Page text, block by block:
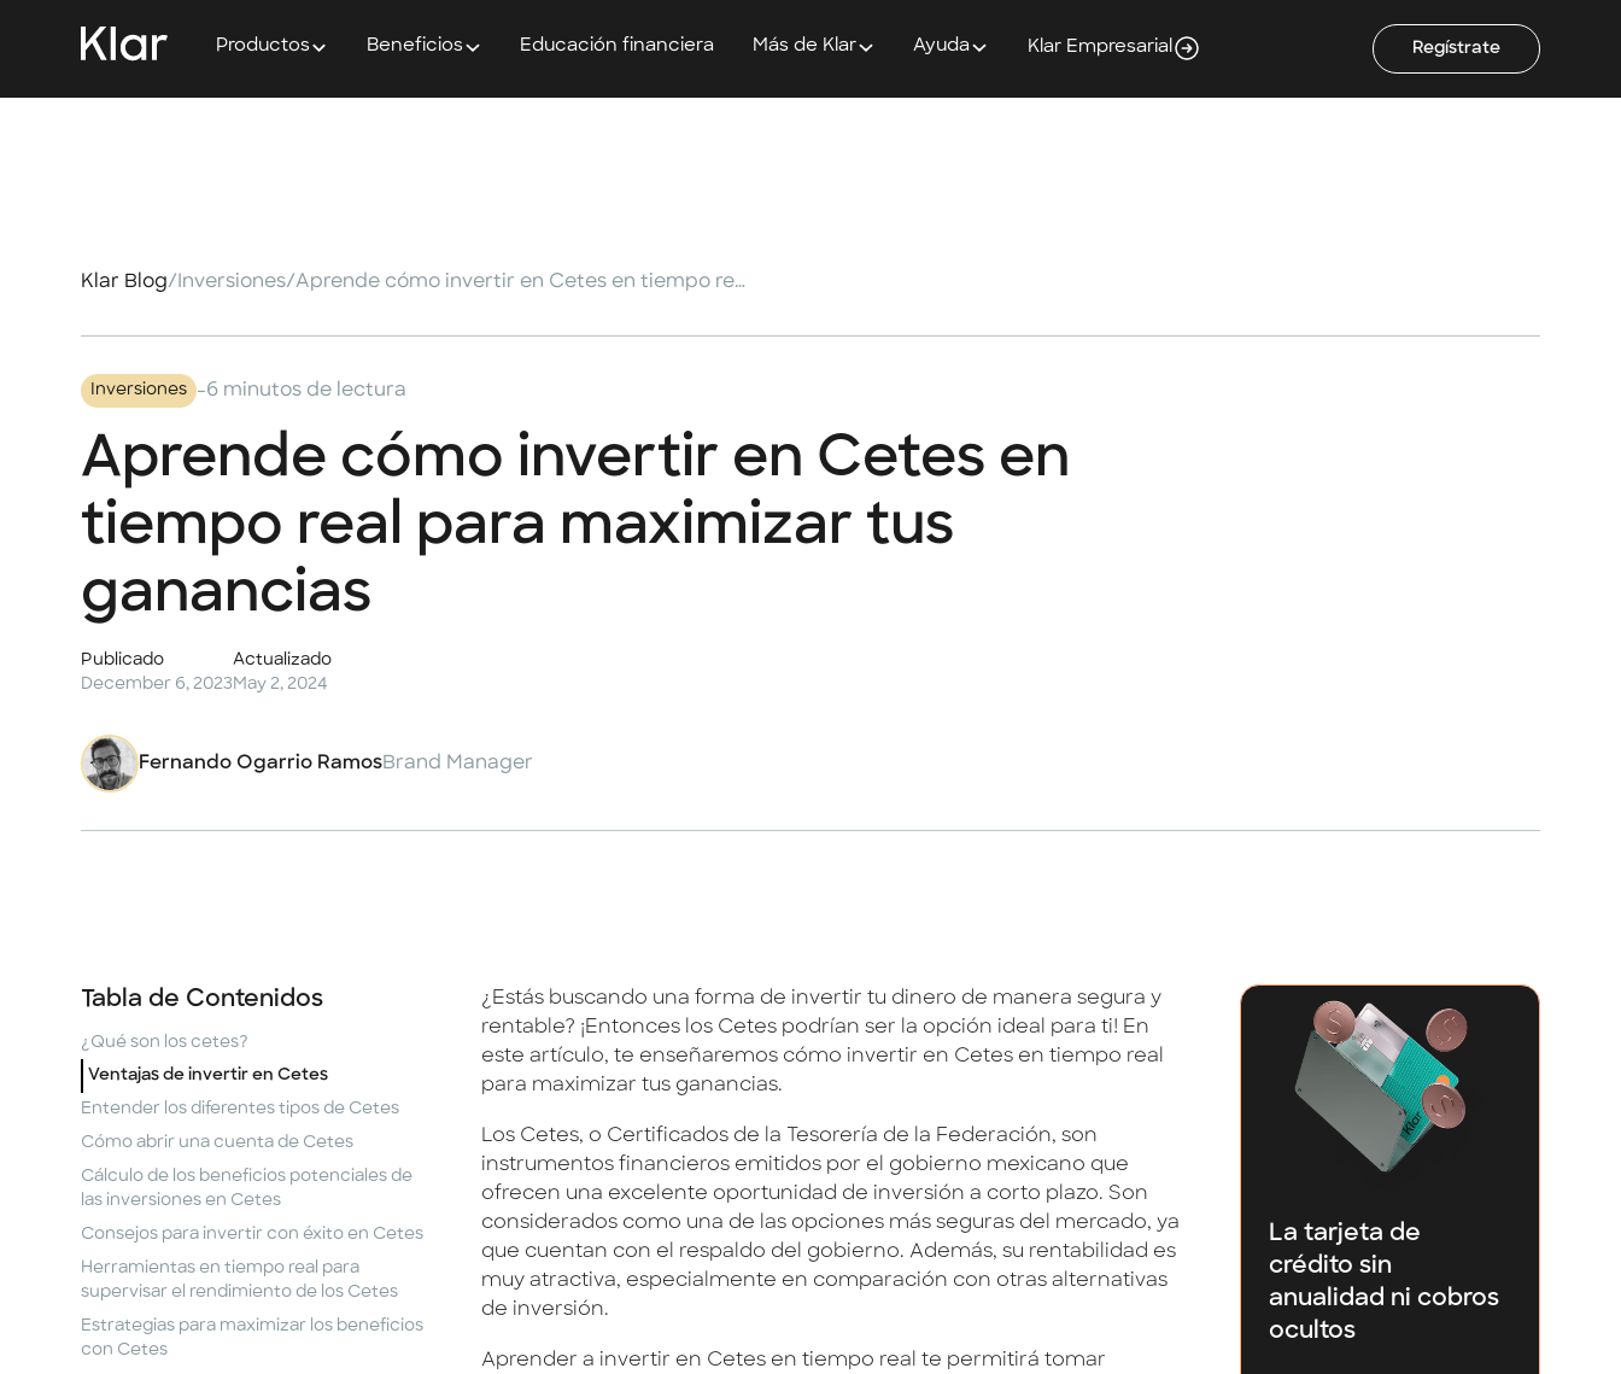
Productos Beneficios Educación financiera Más de Klar Ayuda Klar Empresarial Regístrate
Klar Blog/ Inversiones/ Aprende cómo invertir en Cetes en tiempo real para maximizar tus ganancias
Inversiones -6 minutos de lectura
Aprende cómo invertir en Cetes en
tiempo real para maximizar tus
ganancias
Publicado
December 6, 2023
Actualizado
May 2, 2024
Fernando Ogarrio RamosBrand Manager
Tabla de Contenidos
¿Qué son los cetes?
Ventajas de invertir en Cetes
Entender los diferentes tipos de Cetes
Cómo abrir una cuenta de Cetes
Cálculo de los beneficios potenciales de
las inversiones en Cetes
Consejos para invertir con éxito en Cetes
Herramientas en tiempo real para
supervisar el rendimiento de los Cetes
Estrategias para maximizar los beneficios
con Cetes
¿Estás buscando una forma de invertir tu dinero de manera segura y
rentable? ¡Entonces los Cetes podrían ser la opción ideal para ti! En
este artículo, te enseñaremos cómo invertir en Cetes en tiempo real
para maximizar tus ganancias.
Los Cetes, o Certificados de la Tesorería de la Federación, son
instrumentos financieros emitidos por el gobierno mexicano que
ofrecen una excelente oportunidad de inversión a corto plazo. Son
considerados como una de las opciones más seguras del mercado, ya
que cuentan con el respaldo del gobierno. Además, su rentabilidad es
muy atractiva, especialmente en comparación con otras alternativas
de inversión.
Aprender a invertir en Cetes en tiempo real te permitirá tomar
La tarjeta de
crédito sin
anualidad ni cobros
ocultos